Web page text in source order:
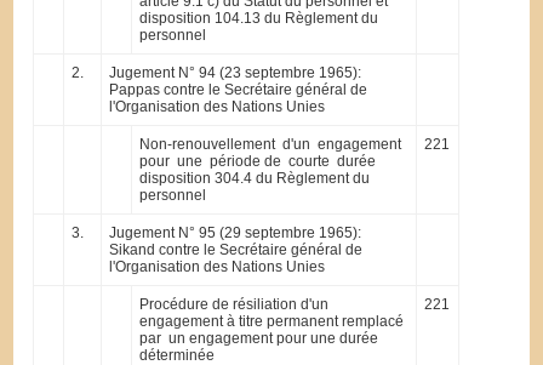
disposition 104.13 du Règlement du
personnel
2.
Jugement N° 94 (23 septembre 1965):
Pappas contre le Secrétaire général de
l'Organisation des Nations Unies
Non-renouvellement d'un engagement
pour une période de courte durée
disposition 304.4 du Règlement du
personnel
221
3.
Jugement N° 95 (29 septembre 1965):
Sikand contre le Secrétaire général de
l'Organisation des Nations Unies
Procédure de résiliation d'un
engagement à titre permanent remplacé
par un engagement pour une durée
déterminée
221